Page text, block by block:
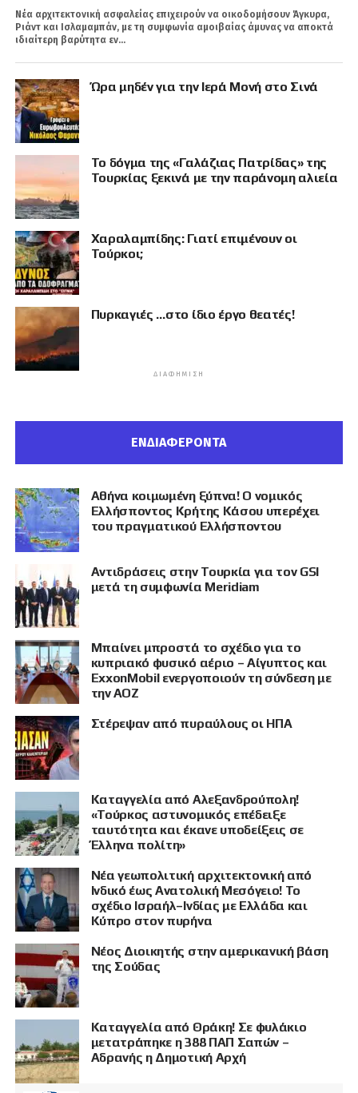
Νέα αρχιτεκτονική ασφαλείας επιχειρούν να οικοδομήσουν Άγκυρα,
Ριάντ και Ισλαμαμπάν, με τη συμφωνία αμοιβαίας άμυνας να αποκτά
ιδιαίτερη βαρύτητα εν...
Ώρα μηδέν για την Ιερά Μονή στο Σινά
Το δόγμα της «Γαλάζιας Πατρίδας» της
Τουρκίας ξεκινά με την παράνομη αλιεία
Χαραλαμπίδης: Γιατί επιμένουν οι
Τούρκοι;
Πυρκαγιές …στο ίδιο έργο θεατές!
ΔΙΑΦΉΜΙΣΗ
ΕΝΔΙΑΦΕΡΟΝΤΑ
Αθήνα κοιμωμένη ξύπνα! Ο νομικός
Ελλήσποντος Κρήτης Κάσου υπερέχει
του πραγματικού Ελλήσποντου
Αντιδράσεις στην Τουρκία για τον GSI
μετά τη συμφωνία Meridiam
Μπαίνει μπροστά το σχέδιο για το
κυπριακό φυσικό αέριο – Αίγυπτος και
ExxonMobil ενεργοποιούν τη σύνδεση με
την ΑΟΖ
Στέρεψαν από πυραύλους οι ΗΠΑ
Καταγγελία από Αλεξανδρούπολη!
«Τούρκος αστυνομικός επέδειξε
ταυτότητα και έκανε υποδείξεις σε
Έλληνα πολίτη»
Νέα γεωπολιτική αρχιτεκτονική από
Ινδικό έως Ανατολική Μεσόγειο! Το
σχέδιο Ισραήλ–Ινδίας με Ελλάδα και
Κύπρο στον πυρήνα
Νέος Διοικητής στην αμερικανική βάση
της Σούδας
Καταγγελία από Θράκη! Σε φυλάκιο
μετατράπηκε η 388 ΠΑΠ Σαπών –
Αδρανής η Δημοτική Αρχή